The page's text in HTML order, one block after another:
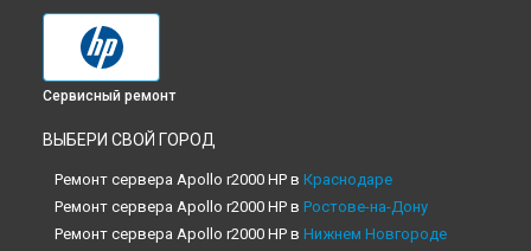
Сервисный ремонт
ВЫБЕРИ СВОЙ ГОРОД
Ремонт сервера Apollo r2000 HP в Краснодаре
Ремонт сервера Apollo r2000 HP в Ростове-на-Дону
Ремонт сервера Apollo r2000 HP в Нижнем Новгороде